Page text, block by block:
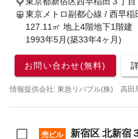
東京メトロ副都心線 / 西早稲
127.11㎡ 地上4階地下1階建
1993年5月(築33年4ヶ月)
お問い合わせ(無料)
情報提供会社: 東急リバブル(株) 高田
売ビル 新宿区 北新宿